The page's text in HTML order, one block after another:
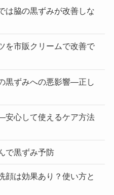
は脇の黒ずみが改善しな
を市販クリームで改善で
黒ずみへの悪影響—正し
安心して使えるケア方法
で黒ずみ予防
顔は効果あり？使い方と